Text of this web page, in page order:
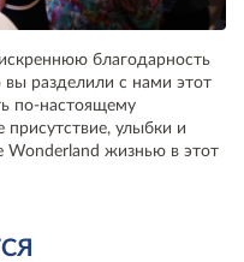
благодарность
вы разделили с нами этот
по-настоящему
улыбки и
Wonderland жизнью в этот